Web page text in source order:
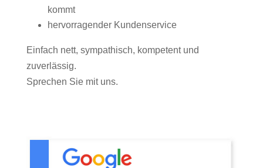
kommt
hervorragender Kundenservice
Einfach nett, sympathisch, kompetent und
zuverlässig.
Sprechen Sie mit uns.